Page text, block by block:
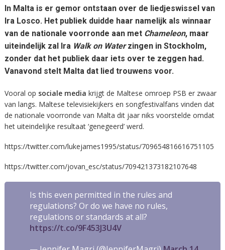
In Malta is er gemor ontstaan over de liedjeswissel van
Ira Losco. Het publiek duidde haar namelijk als winnaar
van de nationale voorronde aan met Chameleon, maar
uiteindelijk zal Ira Walk on Waterzingen in Stockholm,
zonder dat het publiek daar iets over te zeggen had.
Vanavond stelt Malta dat lied trouwens voor.
Vooral op sociale media krijgt de Maltese omroep PSB er zwaar
van langs. Maltese televisiekijkers en songfestivalfans vinden dat
de nationale voorronde van Malta dit jaar niks voorstelde omdat
het uiteindelijke resultaat ‘genegeerd’ werd.
https://twitter.com/lukejames1995/status/709654816616751105
https://twitter.com/jovan_esc/status/709421373182107648
Is this even permitted in the rules and
regulations? Or do we have no rules,
regulations or standards at all?
https://t.co/9F453J3U4V